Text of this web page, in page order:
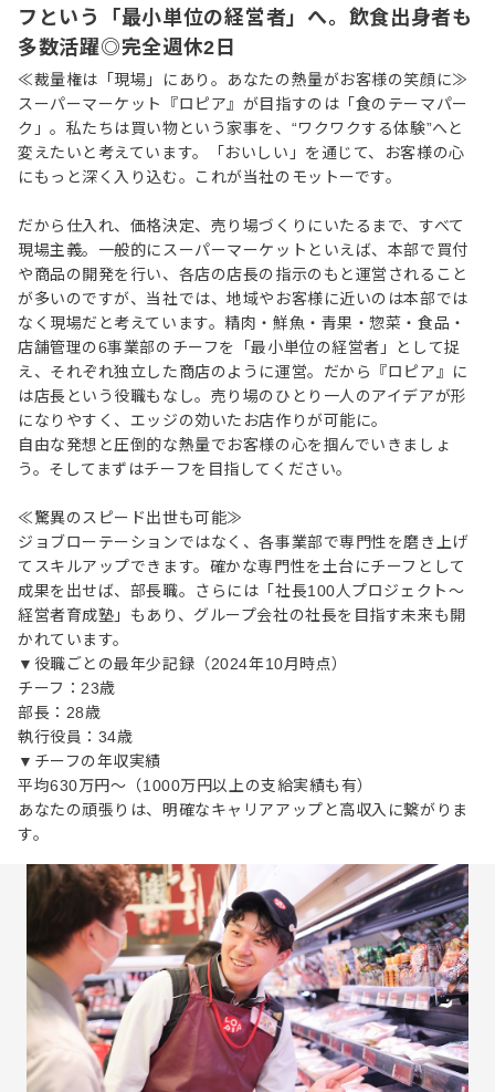
フという「最小単位の経営者」へ。飲食出身者も
多数活躍◎完全週休2日
≪裁量権は「現場」にあり。あなたの熱量がお客様の笑顔に≫
スーパーマーケット『ロピア』が目指すのは「食のテーマパー
ク」。私たちは買い物という家事を、“ワクワクする体験”へと
変えたいと考えています。「おいしい」を通じて、お客様の心
にもっと深く入り込む。これが当社のモットーです。
だから仕入れ、価格決定、売り場づくりにいたるまで、すべて
現場主義。一般的にスーパーマーケットといえば、本部で買付
や商品の開発を行い、各店の店長の指示のもと運営されること
が多いのですが、当社では、地域やお客様に近いのは本部では
なく現場だと考えています。精肉・鮮魚・青果・惣菜・食品・
店舗管理の6事業部のチーフを「最小単位の経営者」として捉
え、それぞれ独立した商店のように運営。だから『ロピア』に
は店長という役職もなし。売り場のひとり一人のアイデアが形
になりやすく、エッジの効いたお店作りが可能に。
自由な発想と圧倒的な熱量でお客様の心を掴んでいきましょ
う。そしてまずはチーフを目指してください。
≪驚異のスピード出世も可能≫
ジョブローテーションではなく、各事業部で専門性を磨き上げ
てスキルアップできます。確かな専門性を土台にチーフとして
成果を出せば、部長職。さらには「社長100人プロジェクト～
経営者育成塾」もあり、グループ会社の社長を目指す未来も開
かれています。
▼役職ごとの最年少記録（2024年10月時点）
チーフ：23歳
部長：28歳
執行役員：34歳
▼チーフの年収実績
平均630万円～（1000万円以上の支給実績も有）
あなたの頑張りは、明確なキャリアアップと高収入に繋がりま
す。